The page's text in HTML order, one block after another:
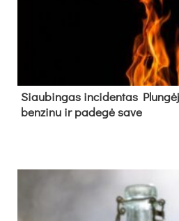
Siau­bin­gas in­ci­den­tas
ben­zi­nu ir pa­de­gė sa­ve